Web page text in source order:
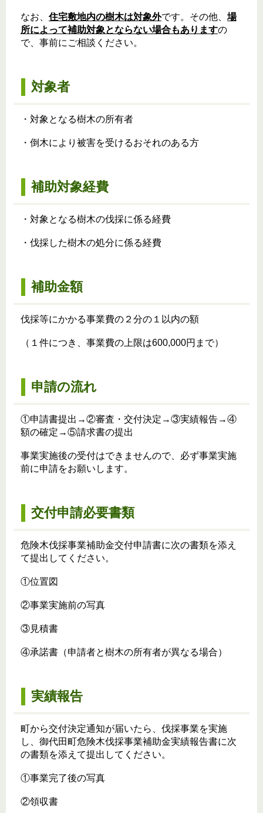
なお、 住宅敷地内の樹木は対象外です。その他、 場
所によって補助対象とならない場合もありますの
で、事前にご相談ください。
対象者
・対象となる樹木の所有者
・倒木により被害を受けるおそれのある方
補助対象経費
・対象となる樹木の伐採に係る経費
・伐採した樹木の処分に係る経費
補助金額
伐採等にかかる事業費の２分の１以内の額
（１件につき、事業費の上限は600,000円まで）
申請の流れ
①申請書提出→②審査・交付決定→③実績報告→④
額の確定→⑤請求書の提出
事業実施後の受付はできませんので、必ず事業実施
前に申請をお願いします。
交付申請必要書類
危険木伐採事業補助金交付申請書に次の書類を添え
て提出してください。
①位置図
②事業実施前の写真
③見積書
④承諾書（申請者と樹木の所有者が異なる場合）
実績報告
町から交付決定通知が届いたら、伐採事業を実施
し、御代田町危険木伐採事業補助金実績報告書に次
の書類を添えて提出してください。
①事業完了後の写真
②領収書